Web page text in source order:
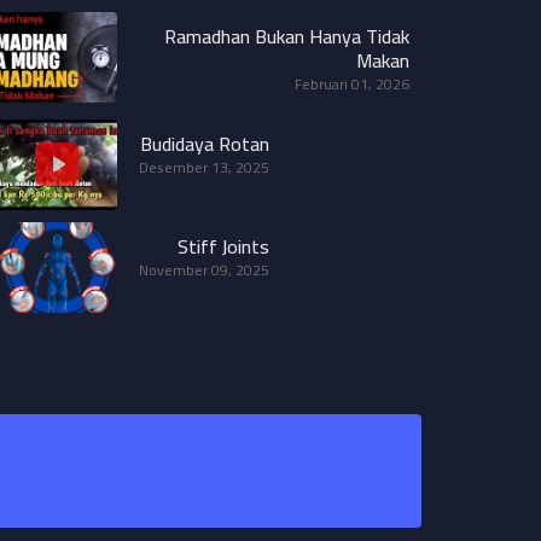
Ramadhan Bukan Hanya Tidak
Makan
Februari 01, 2026
Budidaya Rotan
Desember 13, 2025
Stiff Joints
November 09, 2025